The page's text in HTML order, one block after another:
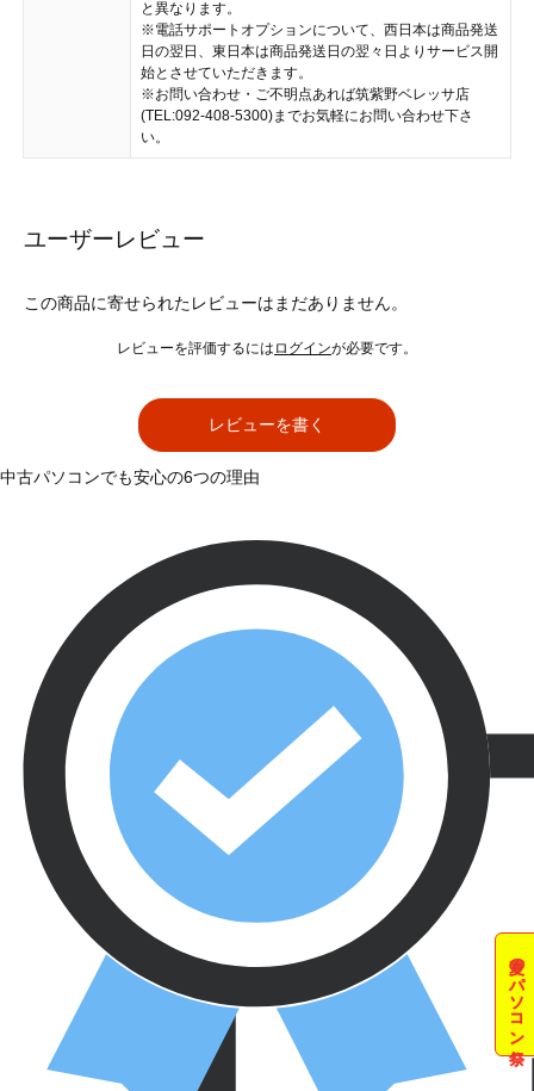
と異なります。
※電話サポートオプションについて、西日本は商品発送
日の翌日、東日本は商品発送日の翌々日よりサービス開
始とさせていただきます。
※お問い合わせ・ご不明点あれば筑紫野ベレッサ店
(TEL:092-408-5300)までお気軽にお問い合わせ下さ
い。
ユーザーレビュー
この商品に寄せられたレビューはまだありません。
レビューを評価するには ログインが必要です。
レビューを書く
夏のパソコン祭
中古パソコンでも安心の6つの理由